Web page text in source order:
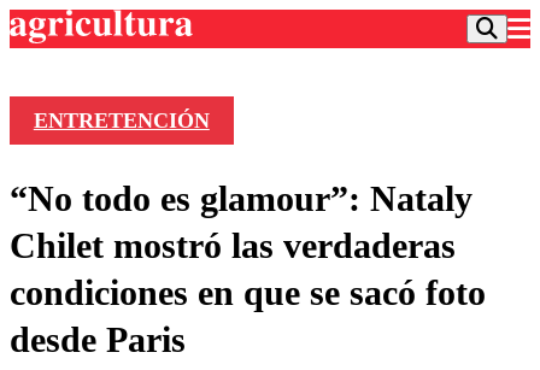
Frecuencias
Agricultura TV
Deportes
Colo Colo
Motor
Entretención
Noticias
Vida Social
ENTRETENCIÓN
“No todo es glamour”: Nataly
Chilet mostró las verdaderas
condiciones en que se sacó foto
desde Paris